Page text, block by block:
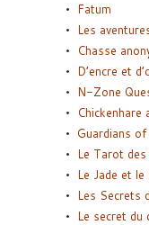
Fatum
Les
Chasse
D’encre et
N-Zone
Guardians of
Le Tarot
Le Jade et le
Les Secrets
Le secret du